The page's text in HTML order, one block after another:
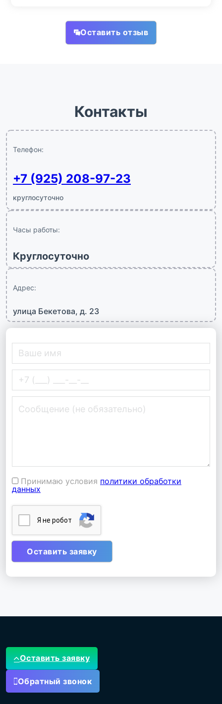
Оставить отзыв
Контакты
Телефон:
+7 (925) 208-97-23
круглосуточно
Часы работы:
Круглосуточно
Адрес:
улица Бекетова, д. 23
Принимаю условия политики обработки
данных
Я нe poбoт
Оставить заявку
Обратный звонок